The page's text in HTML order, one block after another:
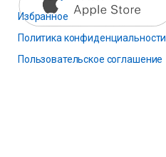
Избранное
Политика конфиденциальности
Пользовательское соглашение